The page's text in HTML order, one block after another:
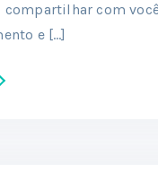
compartilhar com
e […]